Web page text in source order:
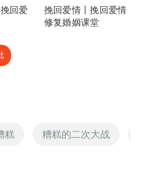
回爱
挽回爱情丨挽回爱情
修复婚姻课堂
糕 糟糕的二次大战